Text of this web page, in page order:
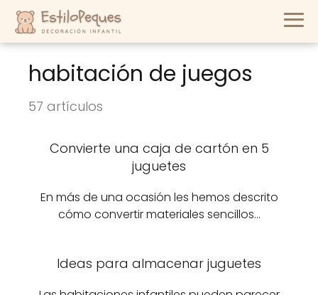
habitación de juegos
57 artículos
Convierte una caja de cartón en 5
juguetes
En más de una ocasión les hemos descrito
cómo convertir materiales sencillos…
Ideas para almacenar juguetes